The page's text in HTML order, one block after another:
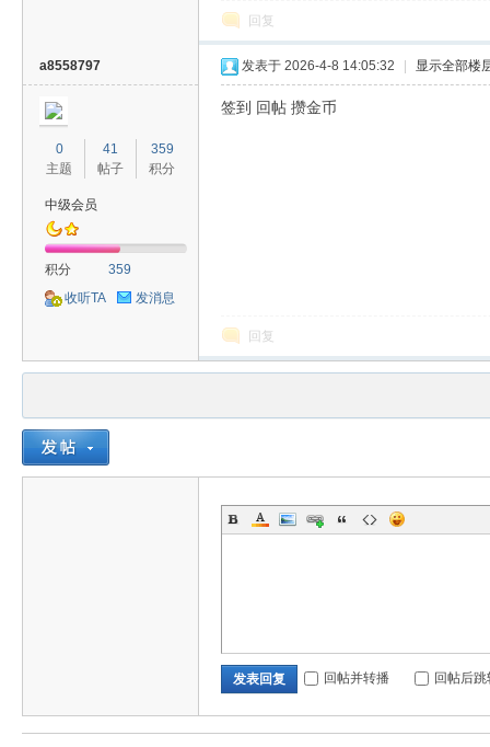
回复
a8558797
0
主题
41
帖子
359
积分
中级会员
积分
359
收听TA
发消息
发表于 2026-4-8 14:05:32 显示全部楼
签到 回帖 攒金币
回复
发表回复 回帖并转播 回帖后